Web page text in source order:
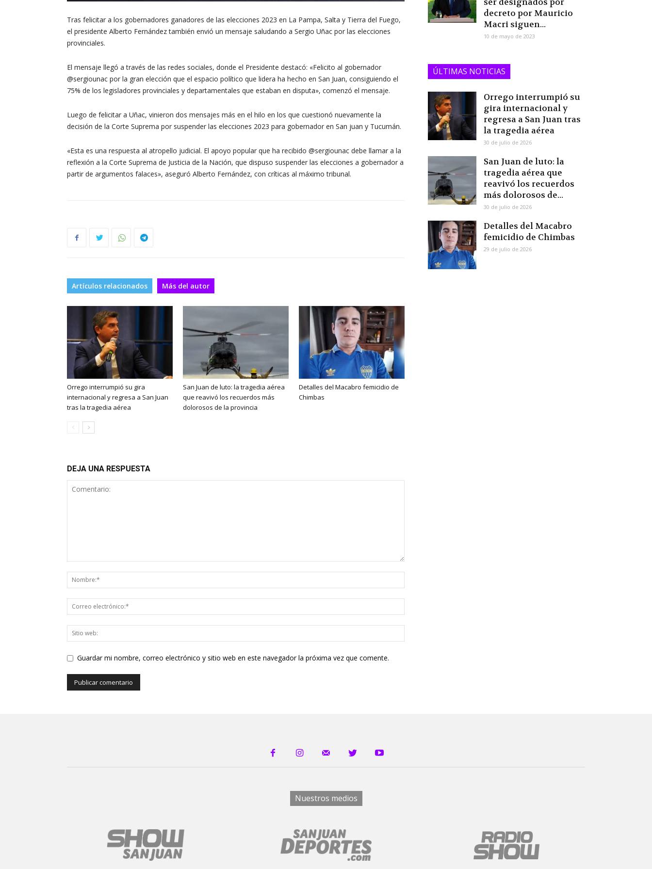
Tras felicitar a los gobernadores ganadores de las elecciones 2023 en La Pampa, Salta y Tierra del Fuego,
el presidente Alberto Fernández también envió un mensaje saludando a Sergio Uñac por las elecciones
provinciales.
El mensaje llegó a través de las redes sociales, donde el Presidente destacó: «Felicito al gobernador
@sergiounac por la gran elección que el espacio político que lidera ha hecho en San Juan, consiguiendo el
75% de los legisladores provinciales y departamentales que estaban en disputa», comenzó el mensaje.
Luego de felicitar a Uñac, vinieron dos mensajes más en el hilo en los que cuestionó nuevamente la
decisión de la Corte Suprema por suspender las elecciones 2023 para gobernador en San juan y Tucumán.
«Esta es una respuesta al atropello judicial. El apoyo popular que ha recibido @sergiounac debe llamar a la
reflexión a la Corte Suprema de Justicia de la Nación, que dispuso suspender las elecciones a gobernador a
partir de argumentos falaces», aseguró Alberto Fernández, con críticas al máximo tribunal.
Artículos relacionados Más del autor
Orrego interrumpió su gira
internacional y regresa a San Juan
tras la tragedia aérea
San Juan de luto: la tragedia aérea
que reavivó los recuerdos más
dolorosos de la provincia
Detalles del Macabro femicidio de
Chimbas
DEJA UNA RESPUESTA
Guardar mi nombre, correo electrónico y sitio web en este navegador la próxima vez que comente.
decreto por Mauricio
Macri siguen...
10 de mayo de 2023
ÚLTIMAS NOTICIAS
Orrego interrumpió su
gira internacional y
regresa a San Juan tras
la tragedia aérea
30 de julio de 2026
San Juan de luto: la
tragedia aérea que
reavivó los recuerdos
más dolorosos de...
30 de julio de 2026
Detalles del Macabro
femicidio de Chimbas
29 de julio de 2026
Nuestros medios